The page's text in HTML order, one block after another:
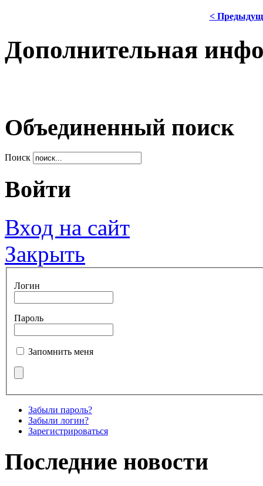
<
Дополнительная
Объединенный поиск
Поиск
Войти
Вход на сайт
Закрыть
Логин
Пароль
Запомнить меня
Забыли пароль?
Забыли логин?
Зарегистрироваться
Последние новости